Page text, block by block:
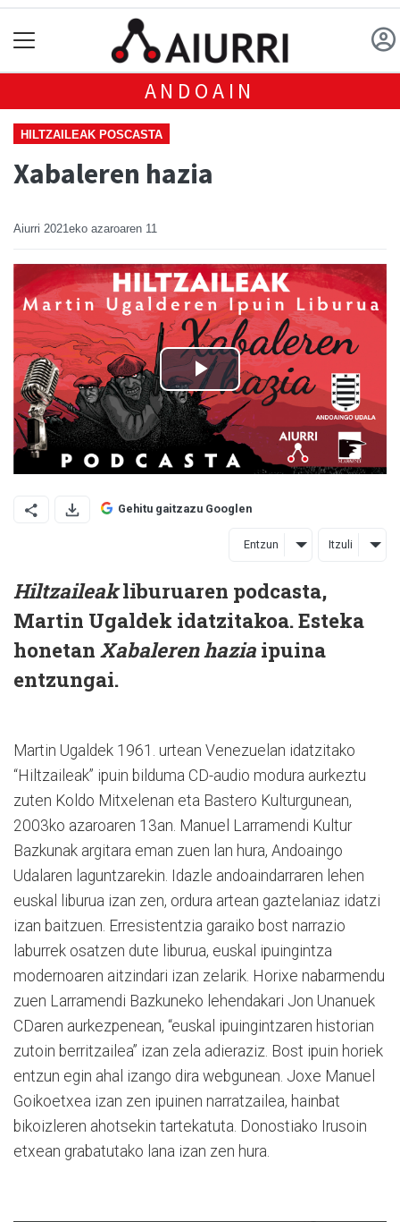
ANDOAIN
HILTZAILEAK POSCASTA
Xabaleren hazia
Aiurri 2021eko azaroaren 11
Gehitu gaitzazu Googlen
Entzun Itzuli
Hiltzaileakliburuaren podcasta,
Martin Ugaldek idatzitakoa. Esteka
honetan Xabaleren hazia ipuina
entzungai.
Martin Ugaldek 1961. urtean Venezuelan idatzitako
“Hiltzaileak” ipuin bilduma CD-audio modura aurkeztu
zuten Koldo Mitxelenan eta Bastero Kulturgunean,
2003ko azaroaren 13an. Manuel Larramendi Kultur
Bazkunak argitara eman zuen lan hura, Andoaingo
Udalaren laguntzarekin. Idazle andoaindarraren lehen
euskal liburua izan zen, ordura artean gaztelaniaz idatzi
izan baitzuen. Erresistentzia garaiko bost narrazio
laburrek osatzen dute liburua, euskal ipuingintza
modernoaren aitzindari izan zelarik. Horixe nabarmendu
zuen Larramendi Bazkuneko lehendakari Jon Unanuek
CDaren aurkezpenean, “euskal ipuingintzaren historian
zutoin berritzailea” izan zela adieraziz. Bost ipuin horiek
entzun egin ahal izango dira webgunean. Joxe Manuel
Goikoetxea izan zen ipuinen narratzailea, hainbat
bikoizleren ahotsekin tartekatuta. Donostiako Irusoin
etxean grabatutako lana izan zen hura.